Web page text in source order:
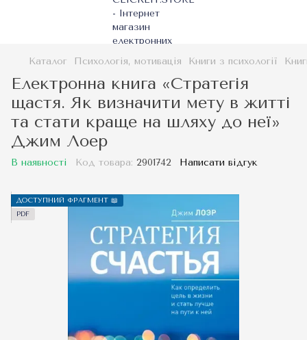
Каталог Психологія, мотивація Книги з психології
Електронна книга «Стратегія
щастя. Як визначити мету в житті
та стати краще на шляху до неї»
Джим Лоер
В наявності Код товара: 2901742 Написати відгук
ДОСТУПНИЙ ФРАГМЕНТ 📖
PDF